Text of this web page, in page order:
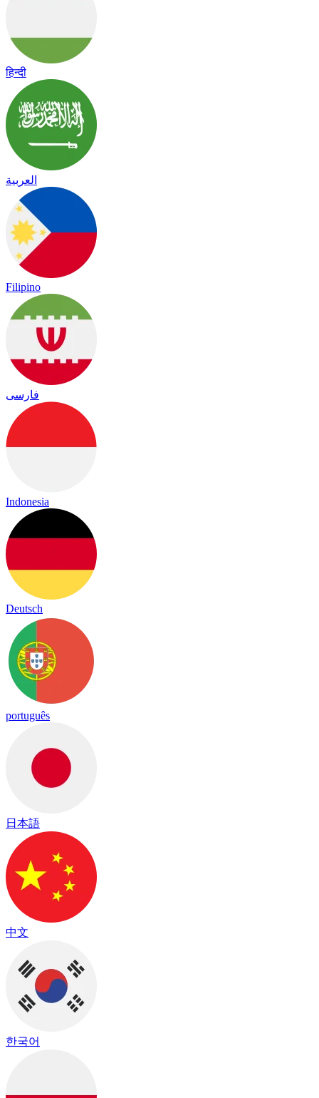
हिन्दी
العربية
Filipino
فارسی
Indonesia
Deutsch
português
日本語
中文
한국어